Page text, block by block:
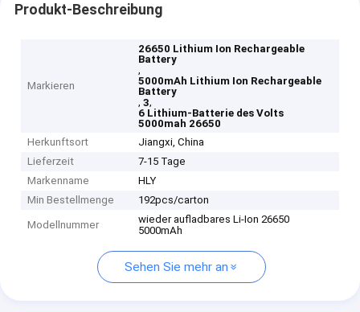
Produkt-Beschreibung
Markieren
26650 Lithium Ion Rechargeable
Battery
,
5000mAh Lithium Ion Rechargeable
Battery
,3,
6 Lithium-Batterie des Volts
5000mah 26650
Herkunftsort
Jiangxi, China
Lieferzeit
7-15 Tage
Markenname
HLY
Min Bestellmenge
192pcs/carton
Modellnummer
wieder aufladbares Li-Ion 26650
5000mAh
Sehen Sie mehr an